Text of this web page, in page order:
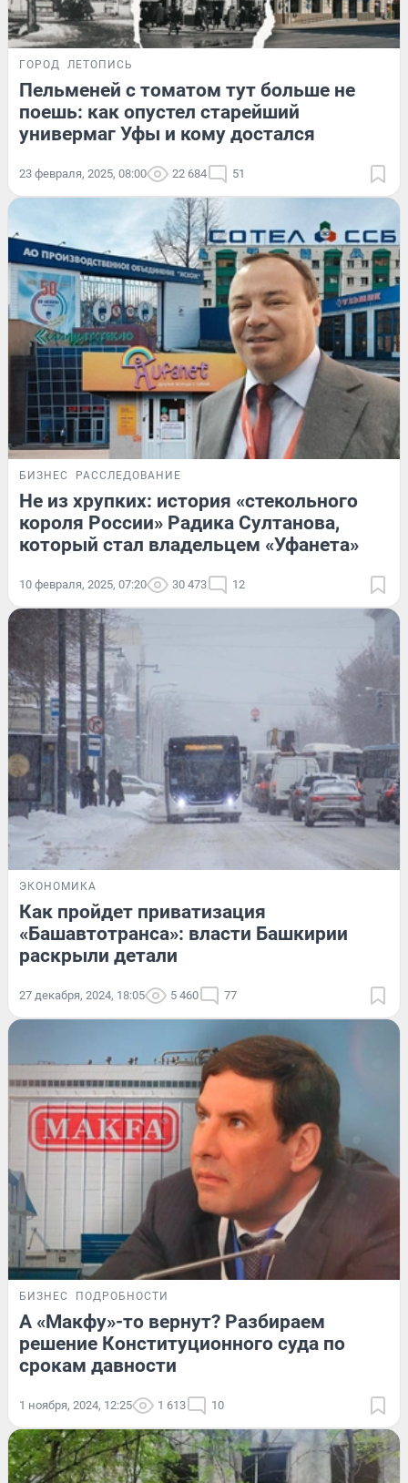
ГОРОД ЛЕТОПИСЬ
Пельменей с томатом тут больше не
поешь: как опустел старейший
универмаг Уфы и кому достался
23 февраля, 2025, 08:00 22 684 51
БИЗНЕС РАССЛЕДОВАНИЕ
Не из хрупких: история «стекольного
короля России» Радика Султанова,
который стал владельцем «Уфанета»
10 февраля, 2025, 07:20 30 473 12
ЭКОНОМИКА
Как пройдет приватизация
«Башавтотранса»: власти Башкирии
раскрыли детали
27 декабря, 2024, 18:05 5 460 77
БИЗНЕС ПОДРОБНОСТИ
А «Макфу»-то вернут? Разбираем
решение Конституционного суда по
срокам давности
1 ноября, 2024, 12:25 1 613 10